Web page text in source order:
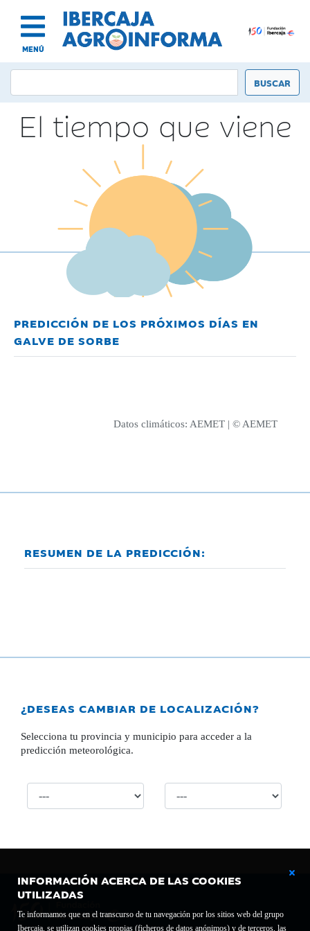
MENÚ
INFORMACIÓN ACERCA DE LAS COOKIES
UTILIZADAS
Te informamos que en el transcurso de tu navegación por los sitios web del grupo
Ibercaja, se utilizan cookies propias (ficheros de datos anónimos) y de terceros, las
El tiempo que viene
PREDICCIÓN DE LOS PRÓXIMOS DÍAS EN
GALVE DE SORBE
Datos climáticos: AEMET | © AEMET
RESUMEN DE LA PREDICCIÓN:
¿DESEAS CAMBIAR DE LOCALIZACIÓN?
Selecciona tu provincia y municipio para acceder a la
predicción meteorológica.